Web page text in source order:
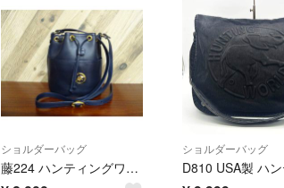
ショルダーバッグ
藤224 ハンティングワールド ショルダーバッグ レザー
ショルダーバッグ